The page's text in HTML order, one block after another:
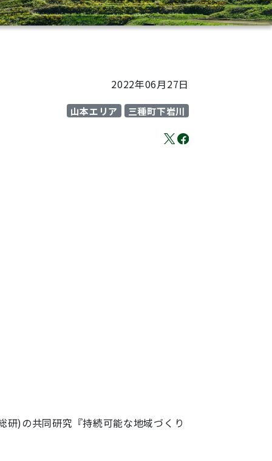
2022年06月27日
山本エリア 三種町下岩川
)の共同研究『持続可能な地域づくり